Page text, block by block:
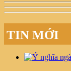
TIN MỚI